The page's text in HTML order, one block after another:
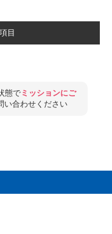
目
態で ミッションにご
い合わせください